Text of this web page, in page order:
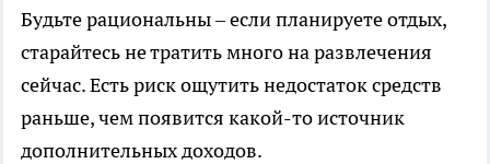
Будьте рациональны – если планируете отдых,
старайтесь не тратить много на развлечения
сейчас. Есть риск ощутить недостаток средств
раньше, чем появится какой-то источник
дополнительных доходов.